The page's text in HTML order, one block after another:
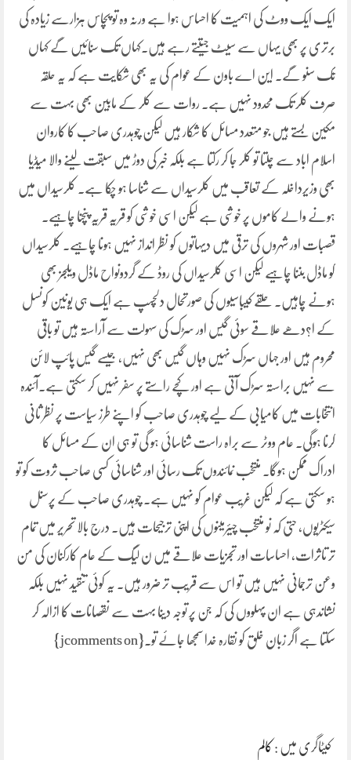
ایک ایک ووٹ کی اہمیت کا احساس ہوا ہے ورنہ وہ تو پچاس ہزارسے زیادہ کی
برتری پر بھی یہاں سے سیٹ جیتتے رہے ہیں۔کہاں تک سنائیں گے کہاں
تک سنو گے۔ این اے باون کے عوام کی یہ بھی شکایت ہے کہ یہ حلقہ
صرف کلر تک محدود نہیں ہے۔ روات سے کلر کے مابین بھی بہت سے
مکین بستے ہیں جو متعدد مسائل کا شکار ہیں لیکن چوہدری صاحب کا کاروان
اسلام اباد سے چلتا تو کلر جا کر رکتا ہے بلکہ خبر کی دوڑ میں سبقت لینے والا میڈیا
بھی وزیرداخلہ کے تعاقب میں کلرسیداں سے شناسا ہو چکا ہے۔ کلرسیداں میں
ہونے والے کاموں پر خوشی ہے لیکن اسی خوشی کو قریہ قریہ پنچنا چاہیے۔
قصبات اور شہروں کی ترقی میں دیہاتوں کو نظر انداز نہیں ہونا چاہیے۔ کلرسیداں
کو ماڈل بننا چاہیے لیکن اسی کلرسیداں کی روڈ کے گردونواح ماڈل ویلجز بھی
ہونے چاہیں۔ حلقے کیباسیوں کی صورتحال دلچسپ ہے ایک ہی یونین کونسل
کے ا?دھے علاقے سوئی گیس اور سڑک کی سہولت سے آراستہ ہیں تو باقی
محروم ہیں اور جہاں سڑک نہیں وہاں گیس بھی نہیں، جیسے گیس پائپ لائن
سے نہیں براستہ سڑک آتی ہے اور کچے راستے پر سفر نہیں کر سکتی ہے۔آئندہ
انتخابات میں کامیابی کے لیے چوہدری صاحب کو اپنے طرز سیاست پر نظر ثانی
کرنا ہوگی۔ عام ووٹر سے براہ راست شناسائی ہو گی تو ہی ان کے مسائل کا
ادراک ممکن ہوگا۔ منتخب نمائندوں تک رسائی اور شناسائی کسی صاحب ثروت کو تو
ہو سکتی ہے کہ لیکن غریب عوام کو نہیں ہے۔ چوہدری صاحب کے پرسنل
سیکٹریوں، حتی کہ نو منتخب چیئرمینوں کی اپنی ترجیحات ہیں۔ درج بالا تحریر میں تمام
تر تاثرات، احساسات اور تجزیات علاقے میں ن لیگ کے عام کارکنان کی من
وعن ترجمانی نہیں ہیں تو اس سے قریب تر ضرور ہیں۔ یہ کوئی تنقید نہیں بلکہ
نشاندہی ہے ان پہلووں کی کہ جن پر توجہ دینا بہت سے نقصانات کا ازالہ کر
سکتا ہے اگر زبان خلق کو نقارہ خدا سمجھا جائے تو۔{jcomments on}
کیٹاگری میں : کالم